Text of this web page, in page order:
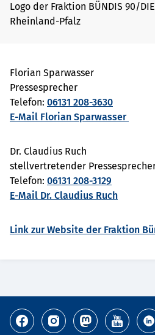
Logo der Fraktion BÜNDIS 90/
Rheinland-Pfalz
Florian Sparwasser
Pressesprecher
Telefon: 06131 208-3630
E-Mail Florian Sparwasser
Dr. Claudius Ruch
stellvertretender
Telefon: 06131 208-3129
E-Mail Dr. Claudius Ruch
Link zur Website der Fraktion